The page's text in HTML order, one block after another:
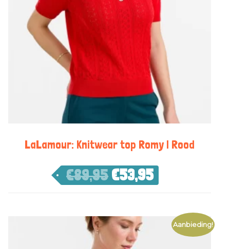
LaLamour: Knitwear top Romy | Rood
€89,95 €53,95
Aanbieding!